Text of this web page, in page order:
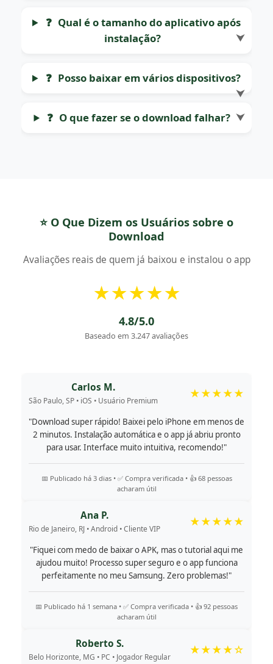
❓ Qual é o tamanho do aplicativo após
instalação?
⮟
❓ Posso baixar em vários dispositivos?
⮟
❓ O que fazer se o download falhar? ⮟
⭐ O Que Dizem os Usuários sobre o
Download
Avaliações reais de quem já baixou e instalou o app
★★★★★
4.8/5.0
Baseado em 3.247 avaliações
Carlos M.
São Paulo, SP • iOS • Usuário Premium
★★★★★
"Download super rápido! Baixei pelo iPhone em menos de
2 minutos. Instalação automática e o app já abriu pronto
para usar. Interface muito intuitiva, recomendo!"
📅 Publicado há 3 dias • ✅ Compra verificada • 👍 68 pessoas
acharam útil
Ana P.
Rio de Janeiro, RJ • Android • Cliente VIP
★★★★★
"Fiquei com medo de baixar o APK, mas o tutorial aqui me
ajudou muito! Processo super seguro e o app funciona
perfeitamente no meu Samsung. Zero problemas!"
📅 Publicado há 1 semana • ✅ Compra verificada • 👍 92 pessoas
acharam útil
Roberto S.
Belo Horizonte, MG • PC • Jogador Regular
★★★★☆